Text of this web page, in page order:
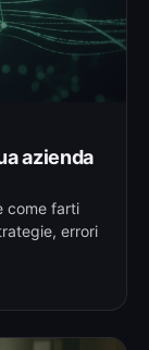
azienda
come farti
errori